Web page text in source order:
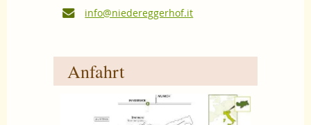
info@niedereggerhof.it
Anfahrt